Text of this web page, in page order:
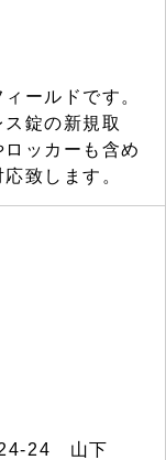
ールドです。
錠の新規取
ッカーも含め
致します。
24 山下